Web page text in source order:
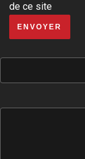
de ce site
ENVOYER